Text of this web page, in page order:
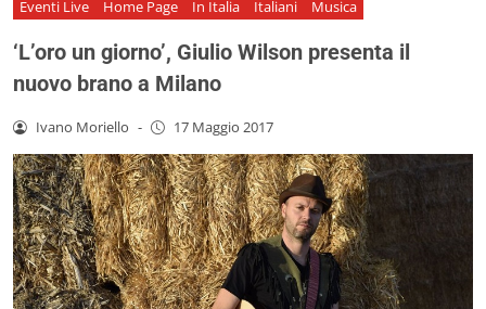
Eventi Live Home Page In Italia Italiani Musica
‘L’oro un giorno’, Giulio Wilson presenta il
nuovo brano a Milano
Ivano Moriello - 17 Maggio 2017